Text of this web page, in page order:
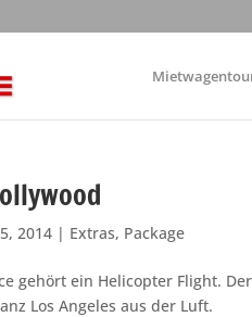
2014 | Extras, Package
gehört ein Helicopter Flight.
Los Angeles aus der Luft.